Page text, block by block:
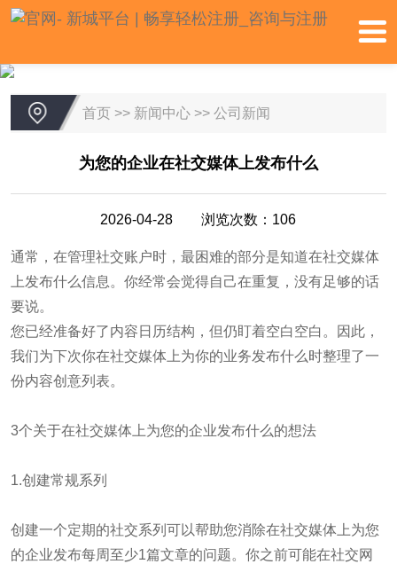
首页>> 新闻中心>> 公司新闻
为您的企业在社交媒体上发布什么
2026-04-28 浏览次数：106
通常，在管理社交账户时，最困难的部分是知道在社交媒体
上发布什么信息。你经常会觉得自己在重复，没有足够的话
要说。
您已经准备好了内容日历结构，但仍盯着空白空白。因此，
我们为下次你在社交媒体上为你的业务发布什么时整理了一
份内容创意列表。
3个关于在社交媒体上为您的企业发布什么的想法
1.创建常规系列
创建一个定期的社交系列可以帮助您消除在社交媒体上为您
的企业发布每周至少1篇文章的问题。你之前可能在社交网